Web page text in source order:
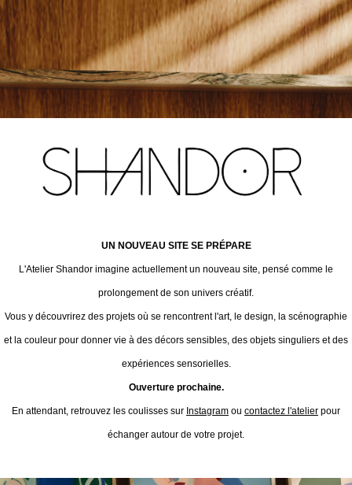
UN NOUVEAU SITE SE PRÉPARE
L'Atelier Shandor imagine actuellement un nouveau site, pensé comme le
prolongement de son univers créatif.
Vous y découvrirez des projets où se rencontrent l'art, le design, la scénographie
et la couleur pour donner vie à des décors sensibles, des objets singuliers et des
expériences sensorielles.
Ouverture prochaine.
En attendant, retrouvez les coulisses sur Instagram ou contactez l'atelier pour
échanger autour de votre projet.